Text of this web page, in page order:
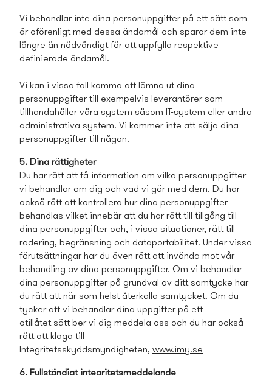
Vi behandlar inte dina personuppgifter på ett sätt som
är oförenligt med dessa ändamål och sparar dem inte
längre än nödvändigt för att uppfylla respektive
definierade ändamål.
Vi kan i vissa fall komma att lämna ut dina
personuppgifter till exempelvis leverantörer som
tillhandahåller våra system såsom IT-system eller andra
administrativa system. Vi kommer inte att sälja dina
personuppgifter till någon.
5. Dina rättigheter
Du har rätt att få information om vilka personuppgifter
vi behandlar om dig och vad vi gör med dem. Du har
också rätt att kontrollera hur dina personuppgifter
behandlas vilket innebär att du har rätt till tillgång till
dina personuppgifter och, i vissa situationer, rätt till
radering, begränsning och dataportabilitet. Under vissa
förutsättningar har du även rätt att invända mot vår
behandling av dina personuppgifter. Om vi behandlar
dina personuppgifter på grundval av ditt samtycke har
du rätt att när som helst återkalla samtycket. Om du
tycker att vi behandlar dina uppgifter på ett
otillåtet sätt ber vi dig meddela oss och du har också
rätt att klaga till
Integritetsskyddsmyndigheten, www.imy.se